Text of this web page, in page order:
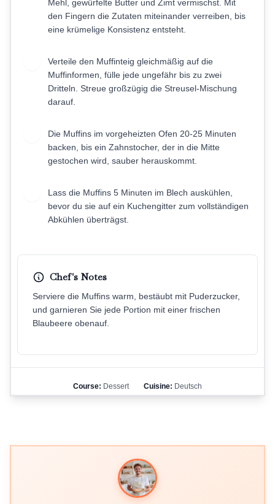
Mehl, gewürfelte Butter und Zimt vermischst. Mit
den Fingern die Zutaten miteinander verreiben, bis
eine krümelige Konsistenz entsteht.
Verteile den Muffinteig gleichmäßig auf die
Muffinformen, fülle jede ungefähr bis zu zwei
Dritteln. Streue großzügig die Streusel-Mischung
darauf.
Die Muffins im vorgeheizten Ofen 20-25 Minuten
backen, bis ein Zahnstocher, der in die Mitte
gestochen wird, sauber herauskommt.
Lass die Muffins 5 Minuten im Blech auskühlen,
bevor du sie auf ein Kuchengitter zum vollständigen
Abkühlen überträgst.
Chef's Notes
Serviere die Muffins warm, bestäubt mit Puderzucker,
und garnieren Sie jede Portion mit einer frischen
Blaubeere obenauf.
Course: Dessert Cuisine: Deutsch